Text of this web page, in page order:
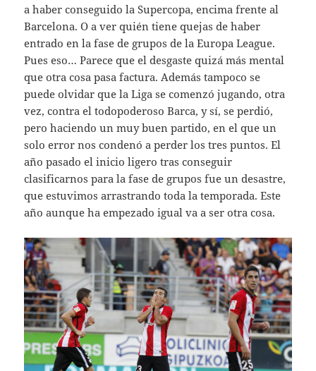
a haber conseguido la Supercopa, encima frente al
Barcelona. O a ver quién tiene quejas de haber
entrado en la fase de grupos de la Europa League.
Pues eso… Parece que el desgaste quizá más mental
que otra cosa pasa factura. Además tampoco se
puede olvidar que la Liga se comenzó jugando, otra
vez, contra el todopoderoso Barca, y sí, se perdió,
pero haciendo un muy buen partido, en el que un
solo error nos condenó a perder los tres puntos. El
año pasado el inicio ligero tras conseguir
clasificarnos para la fase de grupos fue un desastre,
que estuvimos arrastrando toda la temporada. Este
año aunque ha empezado igual va a ser otra cosa.